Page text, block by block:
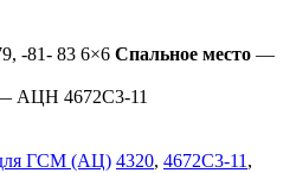
-81- 83 6×6 Спальное место —
АЦН 4672С3-11
ГСМ (АЦ) 4320, 4672С3-11 ,